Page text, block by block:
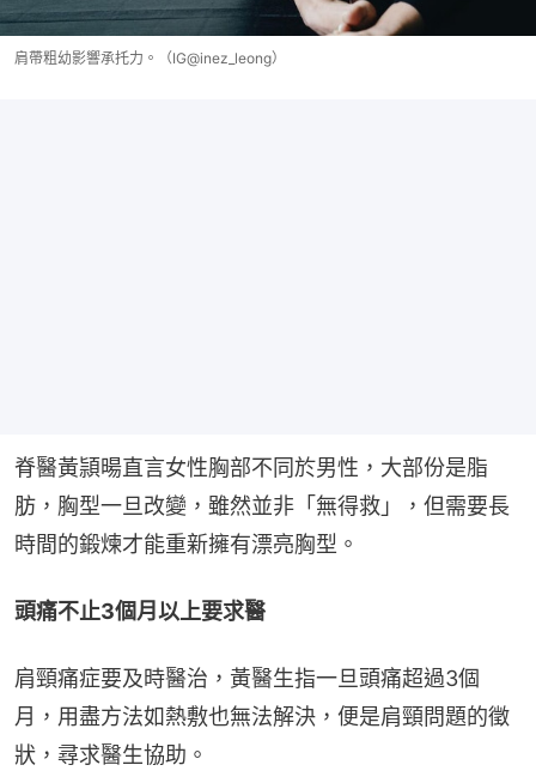
肩帶粗幼影響承托力。（IG@inez_leong）
脊醫黃頴暘直言女性胸部不同於男性，大部份是脂
肪，胸型一旦改變，雖然並非「無得救」，但需要長
時間的鍛煉才能重新擁有漂亮胸型。
頭痛不止3個月以上要求醫
肩頸痛症要及時醫治，黃醫生指一旦頭痛超過3個
月，用盡方法如熱敷也無法解決，便是肩頸問題的徵
狀，尋求醫生協助。